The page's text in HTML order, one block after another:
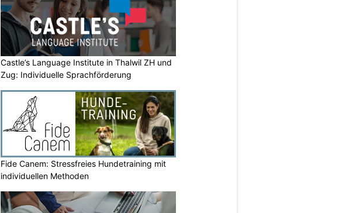
Castle’s Language Institute in Thalwil ZH und
Zug: Individuelle Sprachförderung
Fide Canem: Stressfreies Hundetraining mit
individuellen Methoden